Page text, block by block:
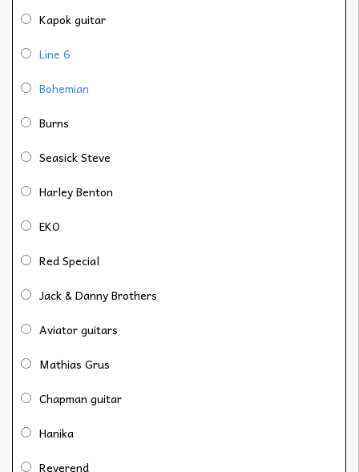
Kapok guitar
Line 6
Bohemian
Burns
Seasick Steve
Harley Benton
EKO
Red Special
Jack & Danny Brothers
Aviator guitars
Mathias Grus
Chapman guitar
Hanika
Reverend